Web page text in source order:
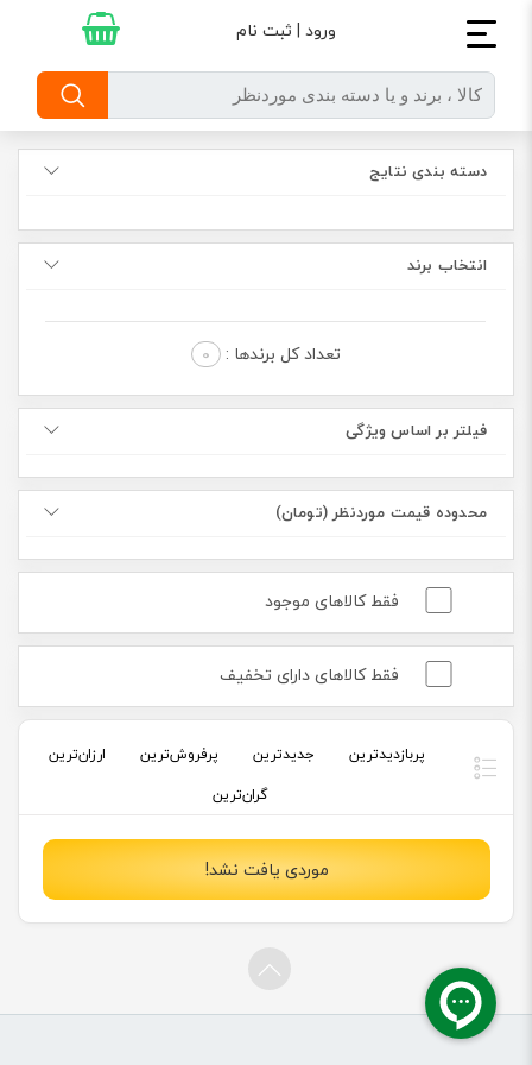
ورود | ثبت نام
دسته بندی نتایج
انتخاب برند
تعداد کل برندها : 0
فیلتر بر اساس ویژگی
محدوده قیمت موردنظر (تومان)
فقط کالاهای موجود
فقط کالاهای دارای تخفیف
موردی یافت نشد!